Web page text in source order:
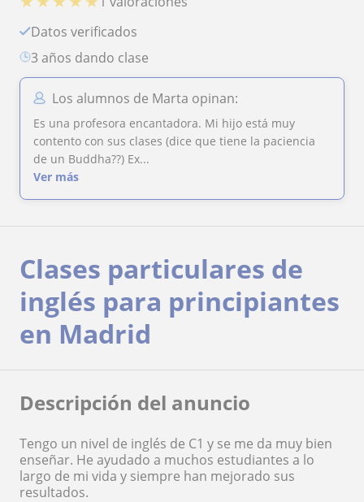
Datos verificados
3 años dando clase
Los alumnos de Marta opinan:
Es una profesora encantadora. Mi hijo está muy
contento con sus clases (dice que tiene la paciencia
de un Buddha??) Ex...
Ver más
Clases particulares de
inglés para principiantes
en Madrid
Descripción del anuncio
Tengo un nivel de inglés de C1 y se me da muy bien
enseñar. He ayudado a muchos estudiantes a lo
largo de mi vida y siempre han mejorado sus
resultados.